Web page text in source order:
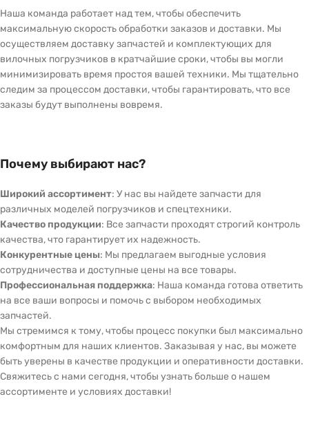
Наша команда работает над тем, чтобы обеспечить
максимальную скорость обработки заказов и доставки. Мы
осуществляем доставку запчастей и комплектующих для
вилочных погрузчиков в кратчайшие сроки, чтобы вы могли
минимизировать время простоя вашей техники. Мы тщательно
следим за процессом доставки, чтобы гарантировать, что все
заказы будут выполнены вовремя.
Почему выбирают нас?
Широкий ассортимент: У нас вы найдете запчасти для
различных моделей погрузчиков и спецтехники.
Качество продукции: Все запчасти проходят строгий контроль
качества, что гарантирует их надежность.
Конкурентные цены: Мы предлагаем выгодные условия
сотрудничества и доступные цены на все товары.
Профессиональная поддержка: Наша команда готова ответить
на все ваши вопросы и помочь с выбором необходимых
запчастей.
Мы стремимся к тому, чтобы процесс покупки был максимально
комфортным для наших клиентов. Заказывая у нас, вы можете
быть уверены в качестве продукции и оперативности доставки.
Свяжитесь с нами сегодня, чтобы узнать больше о нашем
ассортименте и условиях доставки!